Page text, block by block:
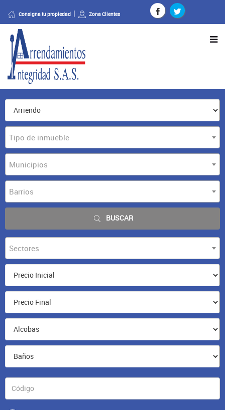
Consigna tu propiedad Zona Clientes
Tipo de inmueble
Municipios
Barrios
BUSCAR
Sectores